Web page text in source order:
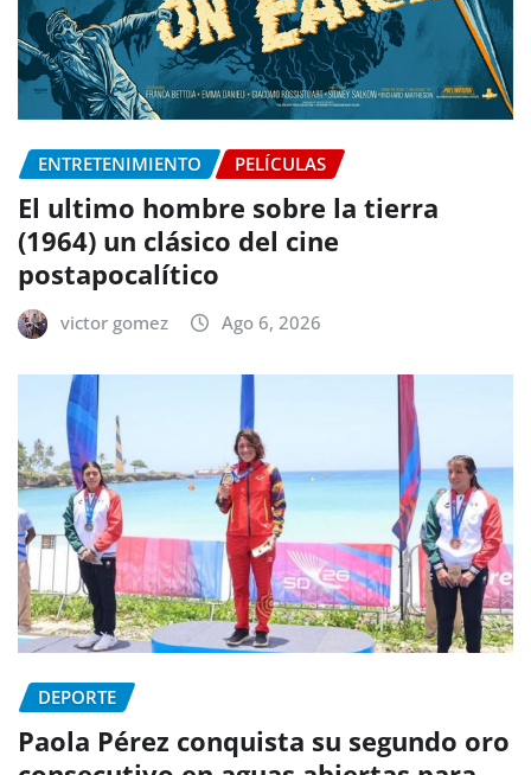
ENTRETENIMIENTO PELÍCULAS
El ultimo hombre sobre la tierra
(1964) un clásico del cine
postapocalítico
victor gomez Ago 6, 2026
DEPORTE
Paola Pérez conquista su segundo oro